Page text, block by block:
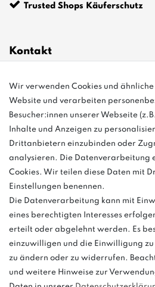
Trusted Shops Käuferschutz
Kontakt
info@bonvenon.de
03763 4048350
Montag - Freitag, 08:00 - 16:00
Anrufe aus dem dt. Festnetz zum Ortstarif,
ggf. abweichend (abhängig vom Provider).
Wir verwenden Cookies und
Website und verarbeiten
Besucher:innen unserer Webseite
Inhalte und Anzeigen zu
Drittanbietern einzubinden oder
analysieren. Die Datenverarbeitung
Cookies. Wir teilen diese Daten mit
Einstellungen benennen.
Die Datenverarbeitung kann mit
eines berechtigten Interesses
erteilt oder abgelehnt werden. Es
einzuwilligen und die Einwilligung
zu ändern oder zu widerrufen.
und weitere Hinweise zur